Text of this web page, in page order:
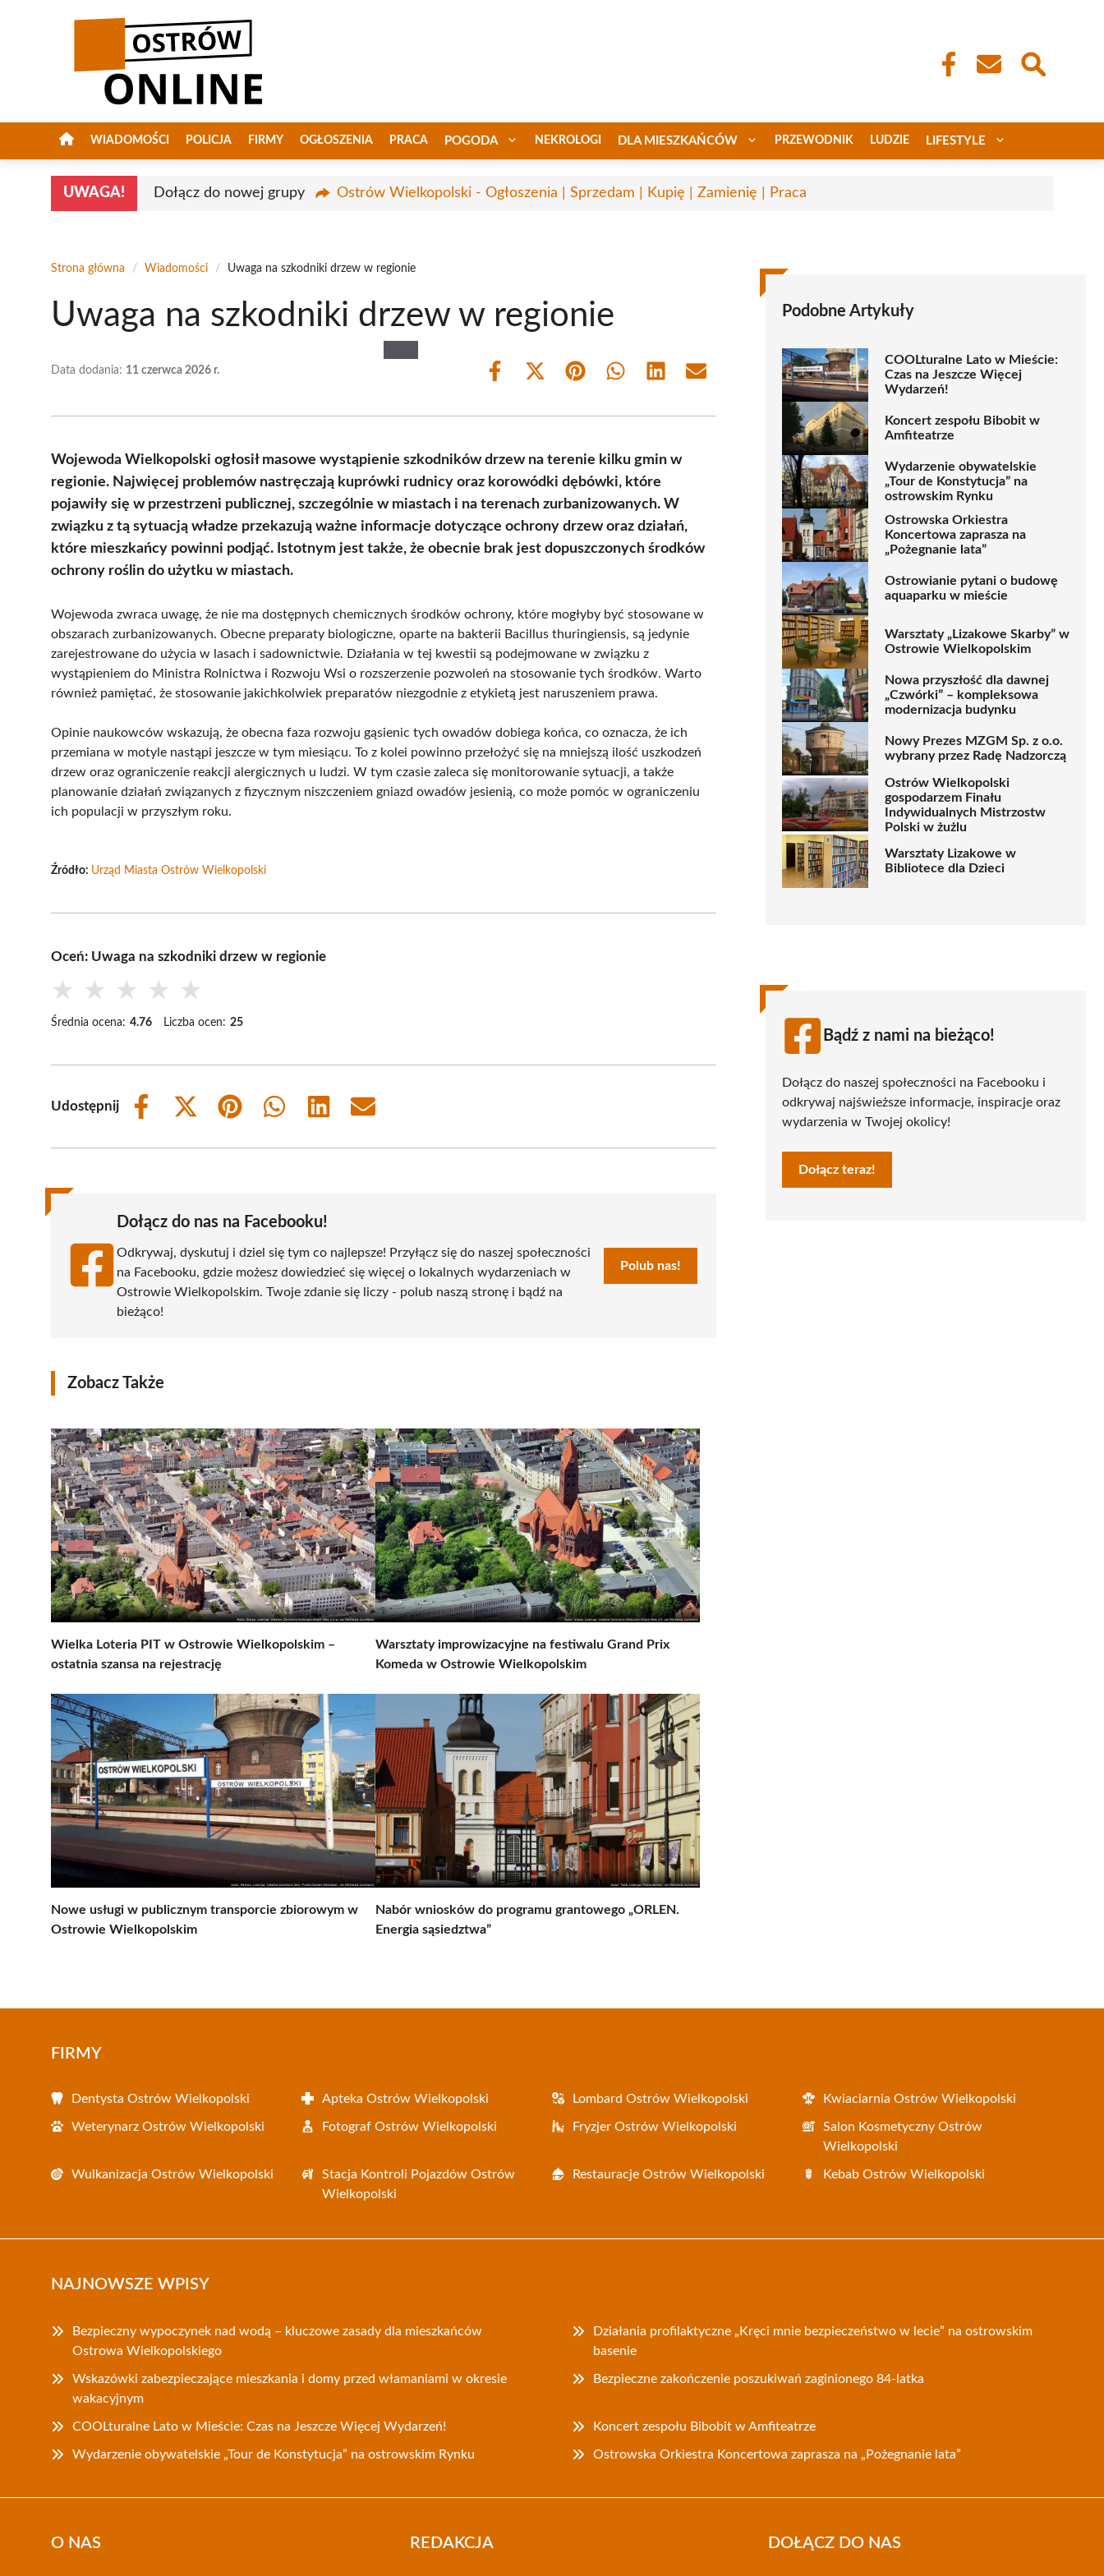
WIADOMOŚCI POLICJA FIRMY OGŁOSZENIA PRACA POGODA NEKROLOGI DLA MIESZKAŃCÓW PRZEWODNIK LUDZIE LIFESTYLE
UWAGA! Dołącz do nowej grupy Ostrów Wielkopolski - Ogłoszenia | Sprzedam | Kupię | Zamienię | Praca
Strona główna / Wiadomości / Uwaga na szkodniki drzew w regionie
Uwaga na szkodniki drzew w regionie
Data dodania: 11 czerwca 2026 r.
Share
Share
(Twitter)
Share Share Share Share
Wojewoda Wielkopolski ogłosił masowe wystąpienie szkodników drzew na terenie kilku gmin w
regionie. Najwięcej problemów nastręczają kuprówki rudnicy oraz korowódki dębówki, które
pojawiły się w przestrzeni publicznej, szczególnie w miastach i na terenach zurbanizowanych. W
związku z tą sytuacją władze przekazują ważne informacje dotyczące ochrony drzew oraz działań,
które mieszkańcy powinni podjąć. Istotnym jest także, że obecnie brak jest dopuszczonych środków
ochrony roślin do użytku w miastach.
Wojewoda zwraca uwagę, że nie ma dostępnych chemicznych środków ochrony, które mogłyby być stosowane w
obszarach zurbanizowanych. Obecne preparaty biologiczne, oparte na bakterii Bacillus thuringiensis, są jedynie
zarejestrowane do użycia w lasach i sadownictwie. Działania w tej kwestii są podejmowane w związku z
wystąpieniem do Ministra Rolnictwa i Rozwoju Wsi o rozszerzenie pozwoleń na stosowanie tych środków. Warto
również pamiętać, że stosowanie jakichkolwiek preparatów niezgodnie z etykietą jest naruszeniem prawa.
Opinie naukowców wskazują, że obecna faza rozwoju gąsienic tych owadów dobiega końca, co oznacza, że ich
przemiana w motyle nastąpi jeszcze w tym miesiącu. To z kolei powinno przełożyć się na mniejszą ilość uszkodzeń
drzew oraz ograniczenie reakcji alergicznych u ludzi. W tym czasie zaleca się monitorowanie sytuacji, a także
planowanie działań związanych z fizycznym niszczeniem gniazd owadów jesienią, co może pomóc w ograniczeniu
ich populacji w przyszłym roku.
Źródło: Urząd Miasta Ostrów Wielkopolski
Oceń: Uwaga na szkodniki drzew w regionie
★ ★ ★ ★ ★
Średnia ocena: 4.76 Liczba ocen: 25
Udostępnij
Share
Share
(Twitter)
Share
Share
Share
Share
Dołącz do nas na Facebooku!
Odkrywaj, dyskutuj i dziel się tym co najlepsze! Przyłącz się do naszej społeczności
na Facebooku, gdzie możesz dowiedzieć się więcej o lokalnych wydarzeniach w
Ostrowie Wielkopolskim. Twoje zdanie się liczy - polub naszą stronę i bądź na
bieżąco!
Polub nas!
Zobacz Także
Wielka Loteria PIT w Ostrowie Wielkopolskim –
ostatnia szansa na rejestrację
Warsztaty improwizacyjne na festiwalu Grand Prix
Komeda w Ostrowie Wielkopolskim
Nowe usługi w publicznym transporcie zbiorowym w
Ostrowie Wielkopolskim
Nabór wniosków do programu grantowego „ORLEN.
Energia sąsiedztwa”
Podobne Artykuły
COOLturalne Lato w Mieście:
Czas na Jeszcze Więcej
Wydarzeń!
Koncert zespołu Bibobit w
Amfiteatrze
Wydarzenie obywatelskie
„Tour de Konstytucja” na
ostrowskim Rynku
Ostrowska Orkiestra
Koncertowa zaprasza na
„Pożegnanie lata”
Ostrowianie pytani o budowę
aquaparku w mieście
Warsztaty „Lizakowe Skarby” w
Ostrowie Wielkopolskim
Nowa przyszłość dla dawnej
„Czwórki” – kompleksowa
modernizacja budynku
Nowy Prezes MZGM Sp. z o.o.
wybrany przez Radę Nadzorczą
Ostrów Wielkopolski
gospodarzem Finału
Indywidualnych Mistrzostw
Polski w żużlu
Warsztaty Lizakowe w
Bibliotece dla Dzieci
Bądź z nami na bieżąco!
Dołącz do naszej społeczności na Facebooku i
odkrywaj najświeższe informacje, inspiracje oraz
wydarzenia w Twojej okolicy!
Dołącz teraz!
FIRMY
Dentysta Ostrów Wielkopolski Apteka Ostrów Wielkopolski Lombard Ostrów Wielkopolski Kwiaciarnia Ostrów Wielkopolski
Weterynarz Ostrów Wielkopolski Fotograf Ostrów Wielkopolski Fryzjer Ostrów Wielkopolski
Salon Kosmetyczny Ostrów
Wielkopolski
Wulkanizacja Ostrów Wielkopolski
Stacja Kontroli Pojazdów Ostrów
Wielkopolski
Restauracje Ostrów Wielkopolski Kebab Ostrów Wielkopolski
NAJNOWSZE WPISY
Bezpieczny wypoczynek nad wodą – kluczowe zasady dla mieszkańców
Ostrowa Wielkopolskiego
Działania profilaktyczne „Kręci mnie bezpieczeństwo w lecie” na ostrowskim
basenie
Wskazówki zabezpieczające mieszkania i domy przed włamaniami w okresie
wakacyjnym
Bezpieczne zakończenie poszukiwań zaginionego 84-latka
COOLturalne Lato w Mieście: Czas na Jeszcze Więcej Wydarzeń! Koncert zespołu Bibobit w Amfiteatrze
Wydarzenie obywatelskie „Tour de Konstytucja” na ostrowskim Rynku Ostrowska Orkiestra Koncertowa zaprasza na „Pożegnanie lata”
O NAS REDAKCJA DOŁĄCZ DO NAS